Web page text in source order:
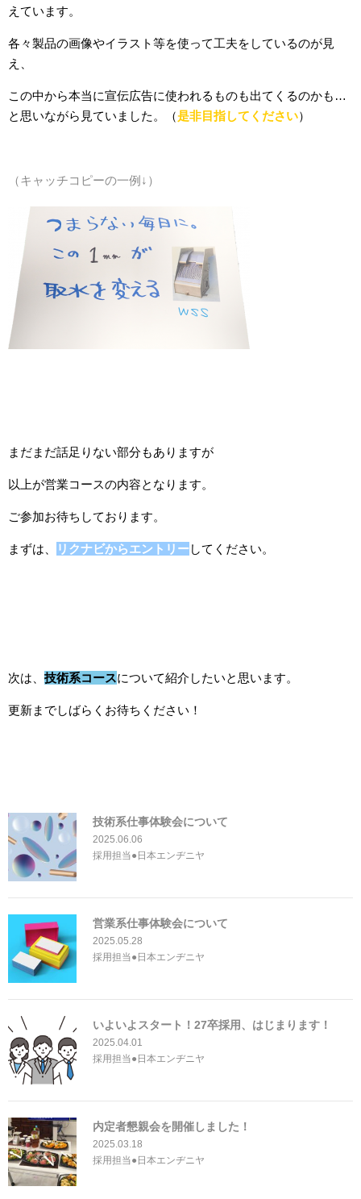
えています。
各々製品の画像やイラスト等を使って工夫をしているのが見
え、
この中から本当に宣伝広告に使われるものも出てくるのかも…
と思いながら見ていました。（是非目指してください）
（キャッチコピーの一例↓）
まだまだ話足りない部分もありますが
以上が営業コースの内容となります。
ご参加お待ちしております。
まずは、 リクナビからエントリーしてください。
次は、 技術系コースについて紹介したいと思います。
更新までしばらくお待ちください！
技術系仕事体験会について
2025.06.06
採用担当●日本エンヂニヤ
営業系仕事体験会について
2025.05.28
採用担当●日本エンヂニヤ
いよいよスタート！27卒採用、はじまります！
2025.04.01
採用担当●日本エンヂニヤ
内定者懇親会を開催しました！
2025.03.18
採用担当●日本エンヂニヤ